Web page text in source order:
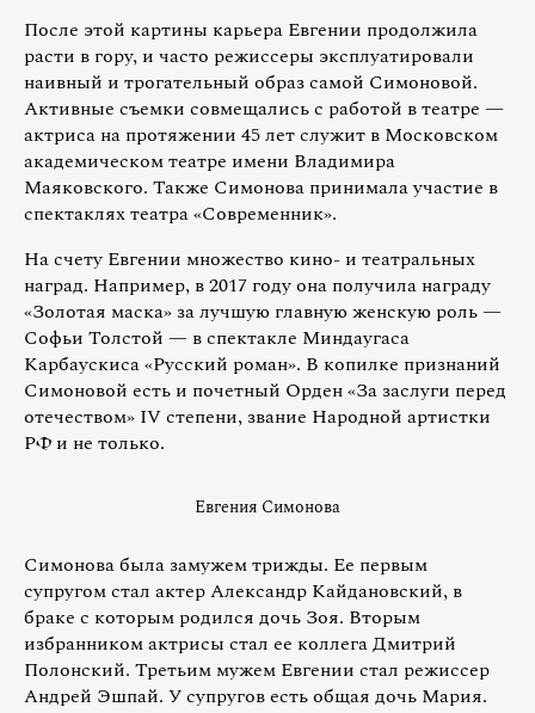
После этой картины карьера Евгении продолжила
расти в гору, и часто режиссеры эксплуатировали
наивный и трогательный образ самой Симоновой.
Активные съемки совмещались с работой в театре —
актриса на протяжении 45 лет служит в Московском
академическом театре имени Владимира
Маяковского. Также Симонова принимала участие в
спектаклях театра «Современник».
На счету Евгении множество кино- и театральных
наград. Например, в 2017 году она получила награду
«Золотая маска» за лучшую главную женскую роль —
Софьи Толстой — в спектакле Миндаугаса
Карбаускиса «Русский роман». В копилке признаний
Симоновой есть и почетный Орден «За заслуги перед
отечеством» IV степени, звание Народной артистки
РФ и не только.
Евгения Симонова
Симонова была замужем трижды. Ее первым
супругом стал актер Александр Кайдановский, в
браке с которым родился дочь Зоя. Вторым
избранником актрисы стал ее коллега Дмитрий
Полонский. Третьим мужем Евгении стал режиссер
Андрей Эшпай. У супругов есть общая дочь Мария.